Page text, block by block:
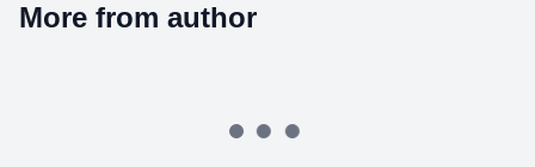
More from author